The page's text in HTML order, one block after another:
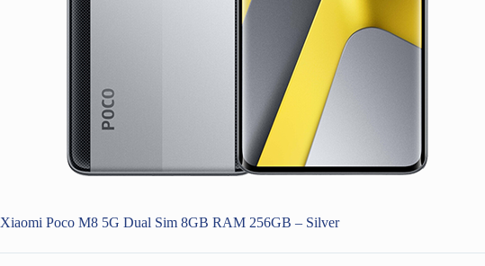
Xiaomi Poco M8 5G Dual Sim 8GB RAM 256GB – Silver